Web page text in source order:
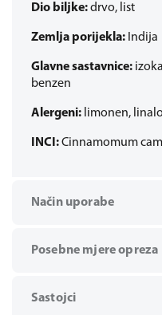
Dio biljke:drvo, list
Zemlja porijekla: Indija
Glavne sastavnice:
benzen
Alergeni: limonen,
INCI:Cinnamomum
Način uporabe
Posebne mjere opreza
Sastojci